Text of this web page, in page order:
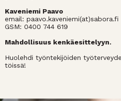
Kaveniemi Paavo
email: paavo.kaveniemi(at)sabora.fi
GSM: 0400 744 619
Mahdollisuus kenkäesittelyyn.
Huolehdi työntekijöiden
töissä!